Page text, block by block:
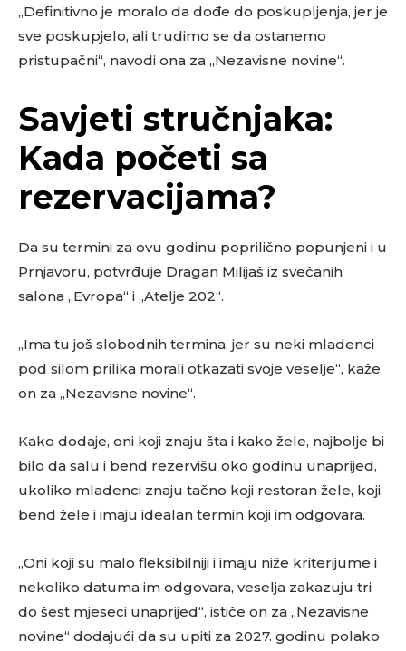
„Definitivno je moralo da dođe do poskupljenja, jer je
sve poskupjelo, ali trudimo se da ostanemo
pristupačni“, navodi ona za „Nezavisne novine“.
Savjeti stručnjaka:
Kada početi sa
rezervacijama?
Da su termini za ovu godinu poprilično popunjeni i u
Prnjavoru, potvrđuje Dragan Milijaš iz svečanih
salona „Evropa“ i „Atelje 202“.
„Ima tu još slobodnih termina, jer su neki mladenci
pod silom prilika morali otkazati svoje veselje“, kaže
on za „Nezavisne novine“.
Kako dodaje, oni koji znaju šta i kako žele, najbolje bi
bilo da salu i bend rezervišu oko godinu unaprijed,
ukoliko mladenci znaju tačno koji restoran žele, koji
bend žele i imaju idealan termin koji im odgovara.
„Oni koji su malo fleksibilniji i imaju niže kriterijume i
nekoliko datuma im odgovara, veselja zakazuju tri
do šest mjeseci unaprijed“, ističe on za „Nezavisne
novine“ dodajući da su upiti za 2027. godinu polako